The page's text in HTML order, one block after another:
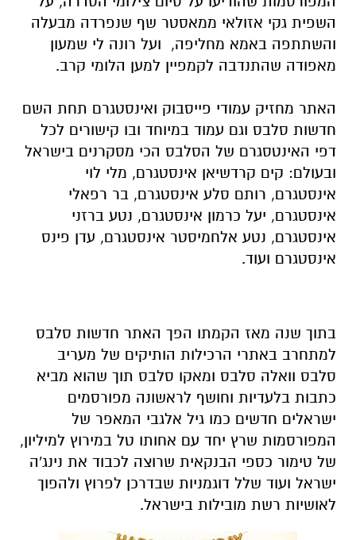
השפית גקי אזולאי ממאסטר שף שנפרדה מבעלה
והשתתפה באמא מחליפה, ועל רונה לי שמעון
מאפודה שהתנדבה לקמפיין למען הלומי קרב.
האתר מחזיק עמודי פייסבוק ואינסטגרם תחת השם
חדשות סלבס וגם עמוד במיוחד ובו קישורים לכל
דפי האינטסגרם של הסלבס הכי מסקרנים בישראל
ובעולם: קים קרדשיאן אינסטגרם, מלי לוי
אינסטגרם, רותם סלע אינסטגרם, בר רפאלי
אינסטגרם, יעל כרמון אינסטגרם, נטע ברזני
אינסטגרם, נטע אלחמיסטר אינסטגרם, עדן פינס
אינסטגרם ועוד.
בתוך שנה מאז הקמתו הפך האתר חדשות סלבס
למתחרב באתרי הרכילות הותיקים של מעריב
סלבס וואלה סלבס ומאקו סלבס תוך שהוא מביא
כתבות בלעדיות וחושף לראשונה מפורסמים
ישראלים חדשים כמו גיל אלגבי המאפר של
המפורסמות שרץ יחד עם אחותו טל במירוץ למיליון,
של טימור כספי הבנקאית שרוצה לכבוד את נינג'ה
ישראל ועוד שלל דוגמניות שבדרכן לפרוץ ולהפוך
לאושיות רשת מובילות בישראל.